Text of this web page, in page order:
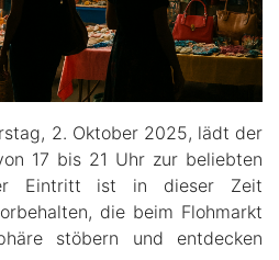
2. Oktober 2025, lädt der
17 bis 21 Uhr zur beliebten
Eintritt ist in dieser Zeit
die beim Flohmarkt
stöbern und entdecken